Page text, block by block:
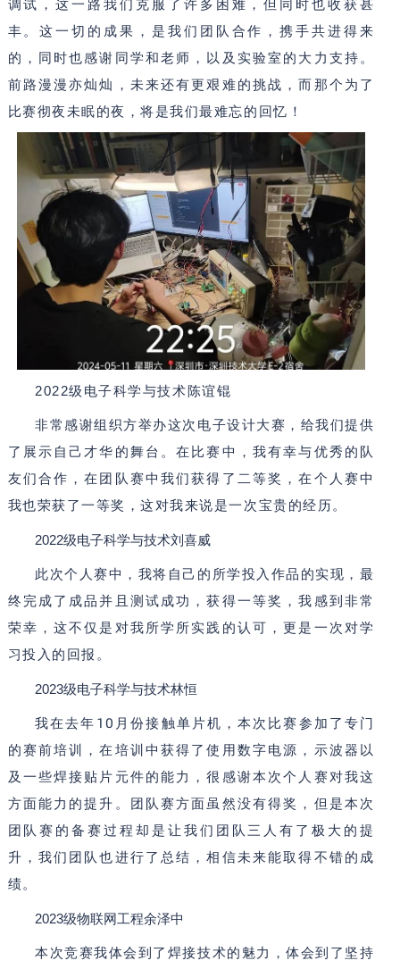
调试，这一路我们克服了许多困难，但同时也收获甚
丰。这一切的成果，是我们团队合作，携手共进得来
的，同时也感谢同学和老师，以及实验室的大力支持。
前路漫漫亦灿灿，未来还有更艰难的挑战，而那个为了
比赛彻夜未眠的夜，将是我们最难忘的回忆！
2022级电子科学与技术陈谊锟
非常感谢组织方举办这次电子设计大赛，给我们提供
了展示自己才华的舞台。在比赛中，我有幸与优秀的队
友们合作，在团队赛中我们获得了二等奖，在个人赛中
我也荣获了一等奖，这对我来说是一次宝贵的经历。
2022级电子科学与技术刘喜威
此次个人赛中，我将自己的所学投入作品的实现，最
终完成了成品并且测试成功，获得一等奖，我感到非常
荣幸，这不仅是对我所学所实践的认可，更是一次对学
习投入的回报。
2023级电子科学与技术林恒
我在去年 10 月份接触单片机，本次比赛参加了专门
的赛前培训，在培训中获得了使用数字电源，示波器以
及一些焊接贴片元件的能力，很感谢本次个人赛对我这
方面能力的提升。团队赛方面虽然没有得奖，但是本次
团队赛的备赛过程却是让我们团队三人有了极大的提
升，我们团队也进行了总结，相信未来能取得不错的成
绩。
2023级物联网工程余泽中
本次竞赛我体会到了焊接技术的魅力，体会到了坚持